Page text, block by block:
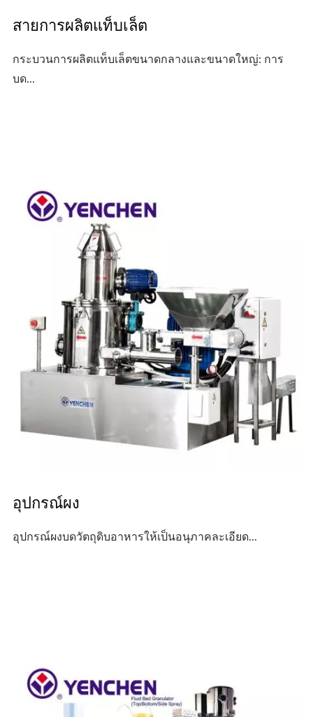
สายการผลิตแท็บเล็ต
กระบวนการผลิตแท็บเล็ตขนาดกลางและขนาดใหญ่: การ
บด...
อุปกรณ์ผง
อุปกรณ์ผงบดวัตถุดิบอาหารให้เป็นอนุภาคละเอียด...